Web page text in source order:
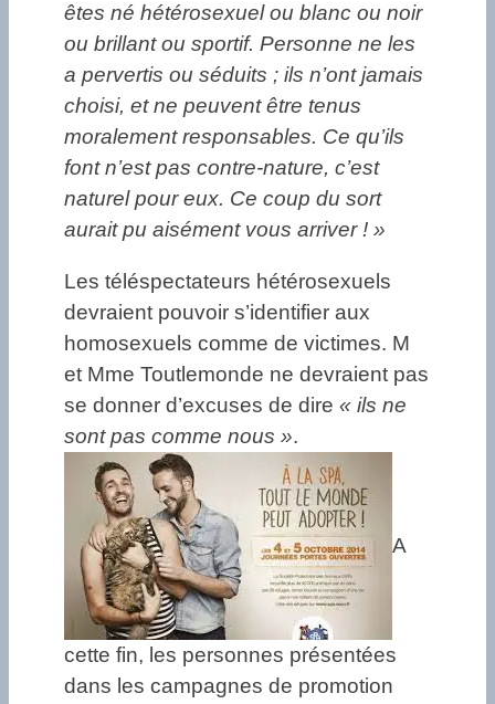
êtes né hétérosexuel ou blanc ou noir
ou brillant ou sportif. Personne ne les
a pervertis ou séduits ; ils n’ont jamais
choisi, et ne peuvent être tenus
moralement responsables. Ce qu’ils
font n’est pas contre-nature, c’est
naturel pour eux. Ce coup du sort
aurait pu aisément vous arriver ! »
Les téléspectateurs hétérosexuels
devraient pouvoir s’identifier aux
homosexuels comme de victimes. M
et Mme Toutlemonde ne devraient pas
se donner d’excuses de dire « ils ne
sont pas comme nous ».
A
cette fin, les personnes présentées
dans les campagnes de promotion